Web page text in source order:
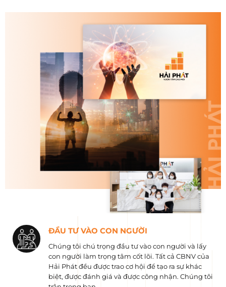
ĐẦU TƯ VÀO CON NGƯỜI
Chúng tôi chú trọng đầu tư vào con người và lấy
con người làm trọng tâm cốt lõi. Tất cả CBNV của
Hải Phát đều được trao cơ hội để tạo ra sự khác
biệt, được đánh giá và được công nhận. Chúng tôi